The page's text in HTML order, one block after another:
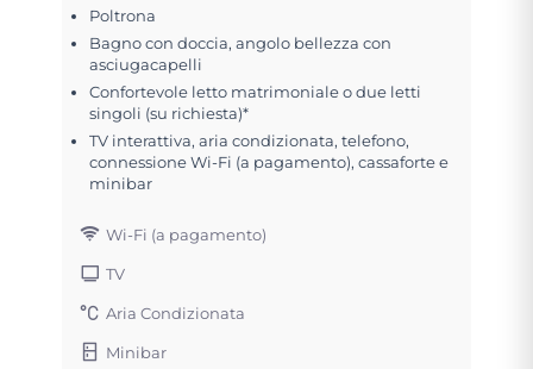
Poltrona
Bagno con doccia, angolo bellezza con
asciugacapelli
Confortevole letto matrimoniale o due letti
singoli (su richiesta)*
TV interattiva, aria condizionata, telefono,
connessione Wi-Fi (a pagamento), cassaforte e
minibar
Wi-Fi (a pagamento)
TV
Aria Condizionata
Minibar